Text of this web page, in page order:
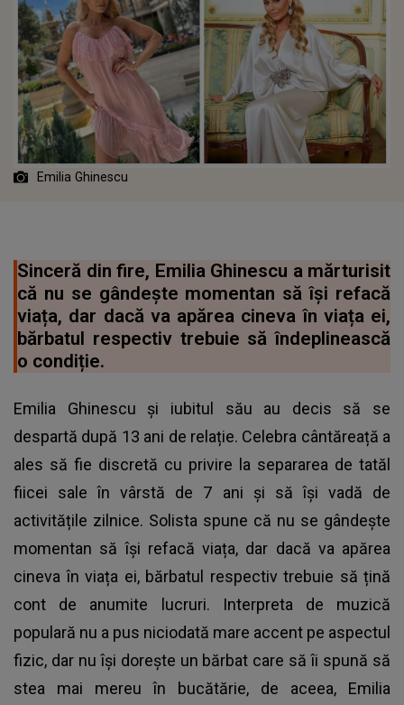
Emilia Ghinescu
Sinceră din fire, Emilia Ghinescu a mărturisit
că nu se gândește momentan să își refacă
viața, dar dacă va apărea cineva în viața ei,
bărbatul respectiv trebuie să îndeplinească
o condiție.
Emilia Ghinescu și iubitul său au decis să se
despartă după 13 ani de relație. Celebra cântăreață a
ales să fie discretă cu privire la separarea de tatăl
fiicei sale în vârstă de 7 ani și să își vadă de
activitățile zilnice. Solista spune că nu se gândește
momentan să își refacă viața, dar dacă va apărea
cineva în viața ei, bărbatul respectiv trebuie să țină
cont de anumite lucruri. Interpreta de muzică
populară nu a pus niciodată mare accent pe aspectul
fizic, dar nu își dorește un bărbat care să îi spună să
stea mai mereu în bucătărie, de aceea, Emilia